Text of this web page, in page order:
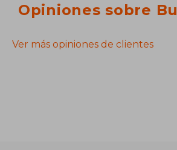
Opiniones sobre
Ver más opiniones de clientes